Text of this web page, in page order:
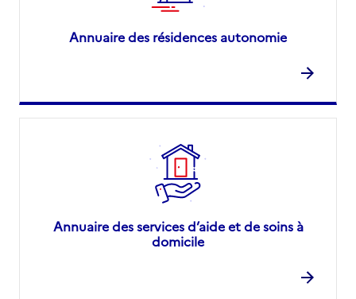
Annuaire des résidences autonomie
Annuaire des services d’aide et de soins à
domicile